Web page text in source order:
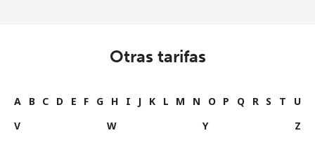
Otras tarifas
A B C D E F G H I J K L M N O P Q R S T
U
V
W Y Z